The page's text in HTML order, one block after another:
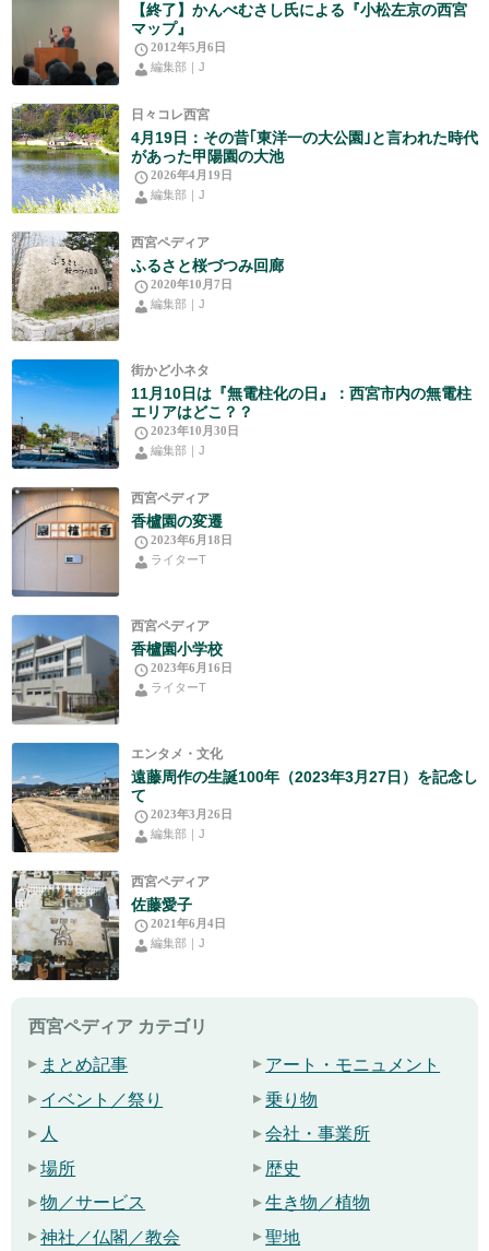
【終了】かんべむさし氏による『小松左京の西宮
マップ』
2012年5月6日
編集部｜J
日々コレ西宮
4月19日：その昔｢東洋一の大公園｣と言われた時代
があった甲陽園の大池
2026年4月19日
編集部｜J
西宮ペディア
ふるさと桜づつみ回廊
2020年10月7日
編集部｜J
街かど小ネタ
11月10日は『無電柱化の日』：西宮市内の無電柱
エリアはどこ？？
2023年10月30日
編集部｜J
西宮ペディア
香櫨園の変遷
2023年6月18日
ライターT
西宮ペディア
香櫨園小学校
2023年6月16日
ライターT
エンタメ・文化
遠藤周作の生誕100年（2023年3月27日）を記念し
て
2023年3月26日
編集部｜J
西宮ペディア
佐藤愛子
2021年6月4日
編集部｜J
西宮ペディア カテゴリ
まとめ記事
アート・モニュメント
イベント／祭り
乗り物
人
会社・事業所
場所
歴史
物／サービス
生き物／植物
神社／仏閣／教会
聖地